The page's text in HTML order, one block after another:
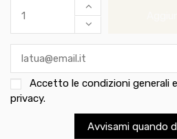
Accetto le condizioni generali
privacy.
Avvisami quando